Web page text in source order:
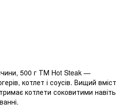
500 г ТМ Hot Steak —
котлет і соусів. Вищий вміст
котлети соковитими навіть